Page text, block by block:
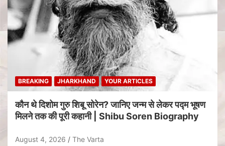
BREAKING JHARKHAND YOUR ARTICLES
कौन थे दिशोम गुरु शिबू सोरेन? जानिए जन्म से लेकर पद्म भूषण
मिलने तक की पूरी कहानी | Shibu Soren Biography
August 4, 2026 The Varta